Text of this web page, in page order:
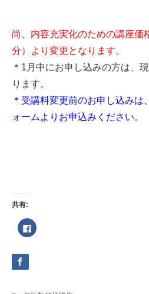
尚、内容充実化のための講座価
分）より変更となります。
＊1月中にお申し込みの方は、
ります。
＊受講料変更前のお申し込みは
ォームよりお申込みください。
共有:
Facebook
で